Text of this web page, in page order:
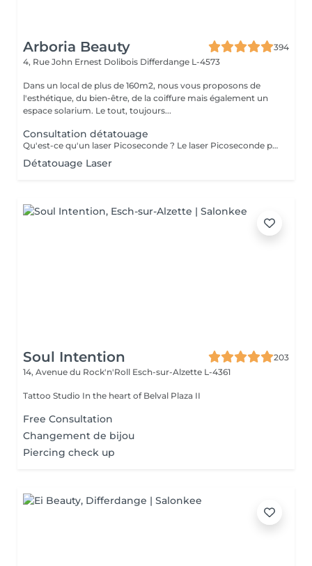
Arboria Beauty
394
4, Rue John Ernest Dolibois Differdange L-4573
Dans un local de plus de 160m2, nous vous proposons de
l'esthétique, du bien-être, de la coiffure mais également un
espace solarium. Le tout, toujours...
Consultation détatouage
Qu'est-ce qu'un laser Picoseconde ? Le laser Picoseconde permet de délivrer une impulsion lumineuse de l'ordre de 300 picoseconde. Cette brièveté d'impulsion induit une onde de choc capable de fragmenter les pigments du tatouage. Le détatouage était jusqu'à présent réalisé avec des lasers dits «Q Switched» avec une durée d'impulsion de l'ordre de la nanoseconde, beaucoup moins efficace. - Efficace sur les tatouages noirs et de couleurs - Traitement corps, visage et maquillage permanant. - Le détatouage par laser ne laisse pas de cicatrices après le traitement ; - Les séances sont espacées de 30 à 40 jours (au lieu de 2 mois ou plus avec un laser «Q Switched») ; Il est impossible de prédire avec précision le nombre de séances nécessaires. En effet, tout dépend des facteurs sur lesquels nous n'avons aucune information avant de commencer le traitement (qualité et profondeur de l'encre, présence ou non de métaux dans les pigments)
Détatouage Laser
Soul Intention
203
14, Avenue du Rock'n'Roll Esch-sur-Alzette L-4361
Tattoo Studio In the heart of Belval Plaza II
Free Consultation
Changement de bijou
Piercing check up